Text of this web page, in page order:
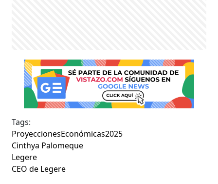
Tags:
ProyeccionesEconómicas2025
Cinthya Palomeque
Legere
CEO de Legere